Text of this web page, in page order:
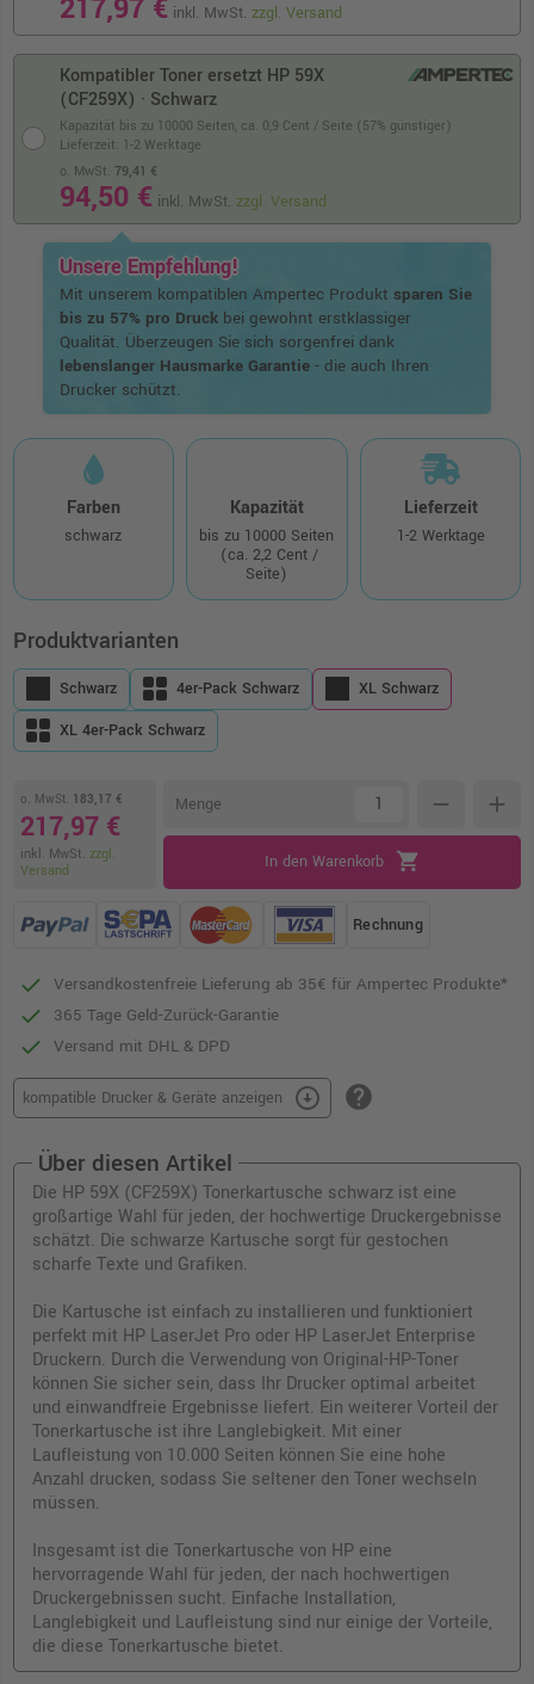
217,97 € inkl. MwSt.zzgl. Versand
Kompatibler Toner ersetzt HP 59X
(CF259X) · Schwarz
Kapazität bis zu 10000 Seiten, ca. 0,9 Cent / Seite (57% günstiger)
o. MwSt.79,41 €
94,50 € inkl. MwSt. zzgl. Versand
Lieferzeit: 1-2 Werktage
Unsere Empfehlung!
Mit unserem kompatiblen Ampertec Produkt sparen Sie
bis zu 57% pro Druckbei gewohnt erstklassiger
Qualität. Überzeugen Sie sich sorgenfrei dank
lebenslanger Hausmarke Garantie- die auch Ihren
Drucker schützt.
Farben
schwarz
Kapazität
bis zu 10000 Seiten
(ca. 2,2 Cent /
Seite)
Lieferzeit
1-2 Werktage
Produktvarianten
Schwarz 4er-Pack Schwarz
XL Schwarz
XL 4er-Pack Schwarz
o. MwSt. 183,17 €
217,97 €
inkl. MwSt. zzgl.
Versand
Menge remove add
In den Warenkorb shopping_cart
Rechnung
Versandkostenfreie Lieferung ab 35€ für Ampertec Produkte*
365 Tage Geld-Zurück-Garantie
Versand mit DHL & DPD
kompatible Drucker & Geräte anzeigen arrow_circle_down help
Über diesen Artikel
Die HP 59X (CF259X) Tonerkartusche schwarz ist eine
großartige Wahl für jeden, der hochwertige Druckergebnisse
schätzt. Die schwarze Kartusche sorgt für gestochen
scharfe Texte und Grafiken.
Die Kartusche ist einfach zu installieren und funktioniert
perfekt mit HP LaserJet Pro oder HP LaserJet Enterprise
Druckern. Durch die Verwendung von Original-HP-Toner
können Sie sicher sein, dass Ihr Drucker optimal arbeitet
und einwandfreie Ergebnisse liefert. Ein weiterer Vorteil der
Tonerkartusche ist ihre Langlebigkeit. Mit einer
Laufleistung von 10.000 Seiten können Sie eine hohe
Anzahl drucken, sodass Sie seltener den Toner wechseln
müssen.
Insgesamt ist die Tonerkartusche von HP eine
hervorragende Wahl für jeden, der nach hochwertigen
Druckergebnissen sucht. Einfache Installation,
Langlebigkeit und Laufleistung sind nur einige der Vorteile,
die diese Tonerkartusche bietet.